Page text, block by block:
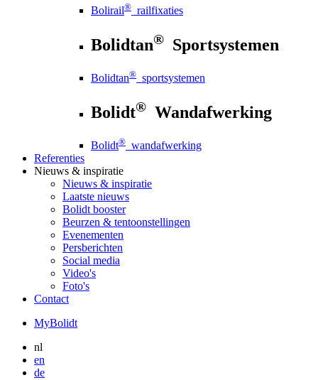
Bolirail® railfixaties
Bolidtan® Sportsystemen
Bolidtan® sportsystemen
Bolidt® Wandafwerking
Bolidt® wandafwerking
Referenties
Nieuws & inspiratie
Nieuws & inspiratie
Laatste nieuws
Bolidt booster
Beurzen & tentoonstellingen
Evenementen
Persberichten
Social media
Video's
Foto's
Contact
MyBolidt
nl
en
de